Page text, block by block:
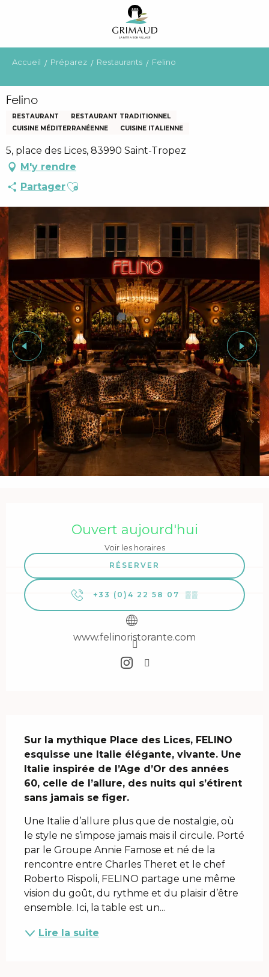
principal
Accueil Préparez Restaurants Felino
Felino
RESTAURANT
RESTAURANT TRADITIONNEL
CUISINE MÉDITERRANÉENNE
CUISINE ITALIENNE
5, place des Lices, 83990 Saint-Tropez
M'y rendre
PartagerAjouter aux favoris
Ouvert aujourd'hui
Voir les horaires
RÉSERVER
+33 (0)4 22 58 07 ▒▒
www.felinoristorante.com
Sur la mythique Place des Lices, FELINO
esquisse une Italie élégante, vivante. Une
Italie inspirée de l’Age d’Or des années
60, celle de l’allure, des nuits qui s’étirent
sans jamais se figer.
Une Italie d’allure plus que de nostalgie, où
le style ne s’impose jamais mais il circule. Porté
par le Groupe Annie Famose et né de la
rencontre entre Charles Theret et le chef
Roberto Rispoli, FELINO partage une même
vision du goût, du rythme et du plaisir d’être
ensemble. Ici, la table est un...
Lire la suite